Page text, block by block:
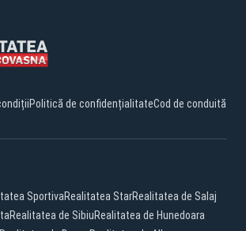
Politică de confidențialitateCod de conduită
SportivaRealitatea StarRealitatea de Salaj
Realitatea de SibiuRealitatea de Hunedoara